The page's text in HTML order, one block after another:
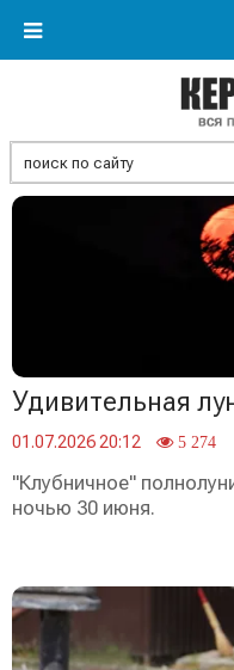
Удивительная
01.07.2026 20:12 5 274
"Клубничное"
ночью 30 июня.